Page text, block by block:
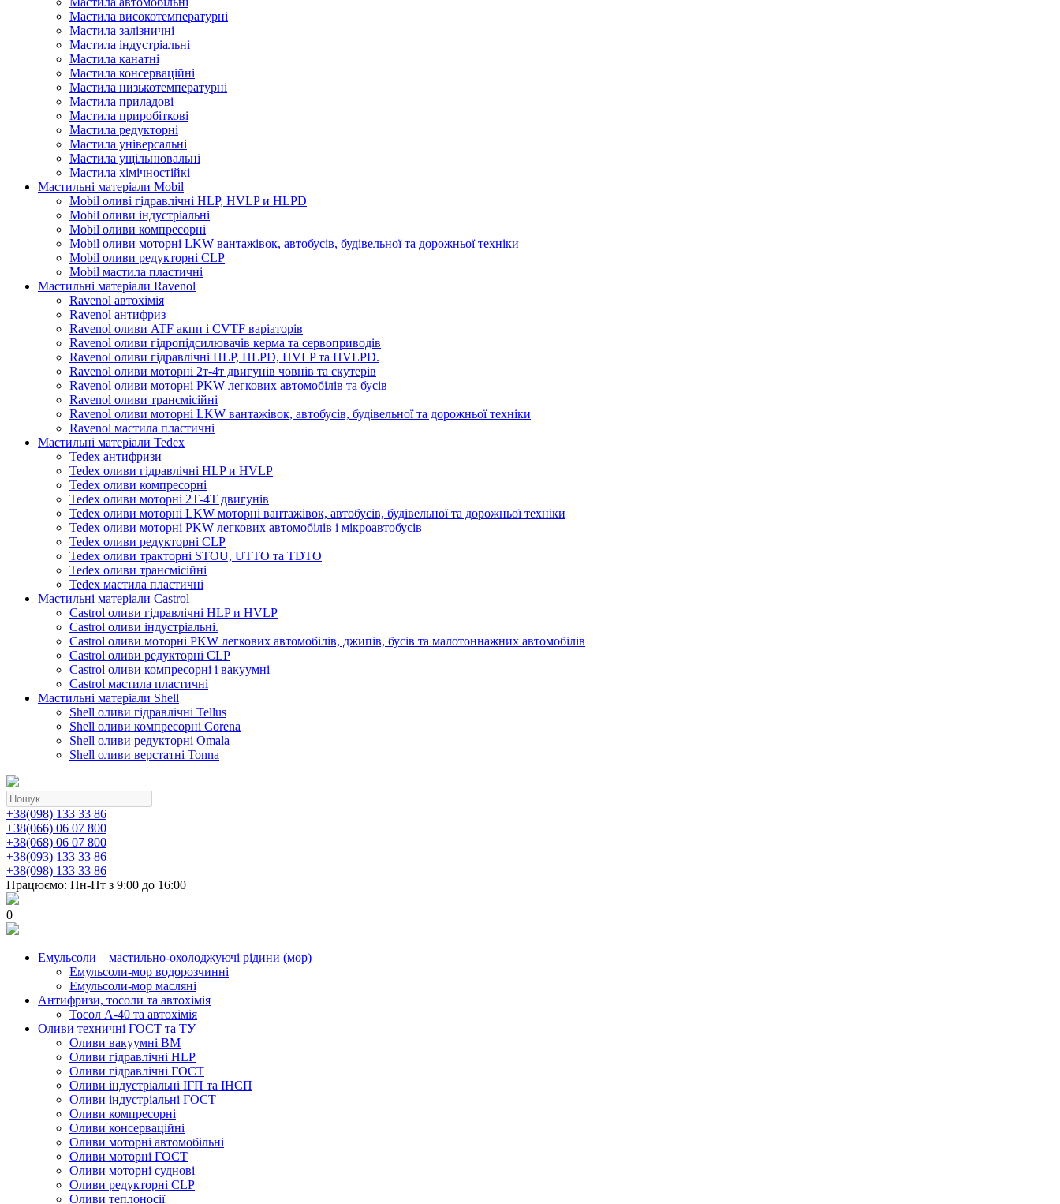
Мастила високотемпературні
Мастила залізничні
Мастила індустріальні
Мастила канатні
Мастила консерваційні
Мастила низькотемпературні
Мастила приладові
Мастила приробіткові
Мастила редукторні
Мастила універсальні
Мастила ущільнювальні
Мастила хімічностійкі
Мастильні матеріали Mobil
Mobil оливі гідравлічні HLP, HVLP и HLPD
Mobil оливи індустріальні
Mobil оливи компресорні
Mobil оливи моторні LKW вантажівок, автобусів, будівельної та дорожньої техніки
Mobil оливи редукторні CLP
Mobil мастила пластичні
Мастильні матеріали Ravenol
Ravenol автохімія
Ravenol антифриз
Ravenol оливи ATF акпп і CVTF варіаторів
Ravenol оливи гідропідсилювачів керма та сервоприводів
Ravenol оливи гідравлічні HLP, HLPD, HVLP та HVLPD.
Ravenol оливи моторні 2т-4т двигунів човнів та скутерів
Ravenol оливи моторні PKW легкових автомобілів та бусів
Ravenol оливи трансмісійні
Ravenol оливи моторні LKW вантажівок, автобусів, будівельної та дорожньої техніки
Ravenol мастила пластичні
Мастильні матеріали Tedex
Tedex антифризи
Tedex оливи гідравлічні HLP и HVLP
Tedex оливи компресорні
Tedex оливи моторні 2Т-4Т двигунів
Tedex оливи моторні LKW моторні вантажівок, автобусів, будівельної та дорожньої техніки
Tedex оливи моторні PKW легкових автомобілів і мікроавтобусів
Tedex оливи редукторні CLP
Tedex оливи тракторні STOU, UTTO та TDTO
Tedex оливи трансмісійні
Tedex мастила пластичні
Мастильні матеріали Castrol
Castrol оливи гідравлічні HLP и HVLP
Castrol оливи індустріальні.
Castrol оливи моторні PKW легкових автомобілів, джипів, бусів та малотоннажних автомобілів
Castrol оливи редукторні CLP
Castrol оливи компресорні і вакуумні
Castrol мастила пластичні
Мастильні матеріали Shell
Shell оливи гідравлічні Tellus
Shell оливи компресорні Corena
Shell оливи редукторні Omala
Shell оливи верстатні Tonna
+38(098) 133 33 86
+38(066) 06 07 800
+38(068) 06 07 800
+38(093) 133 33 86
+38(098) 133 33 86
Працюємо: Пн-Пт з 9:00 до 16:00
0
Емульсоли – мастильно-охолоджуючі рідини (мор)
Емульсоли-мор водорозчинні
Емульсоли-мор масляні
Антифризи, тосоли та автохімія
Тосол А-40 та автохімія
Оливи техничні ГОСТ та ТУ
Оливи вакуумні ВМ
Оливи гідравлічні HLP
Оливи гідравлічні ГОСТ
Оливи індустріальні ІГП та ІНСП
Оливи індустріальні ГОСТ
Оливи компресорні
Оливи консерваційні
Оливи моторні автомобільні
Оливи моторні ГОСТ
Оливи моторні суднові
Оливи редукторні CLP
Оливи теплоносії